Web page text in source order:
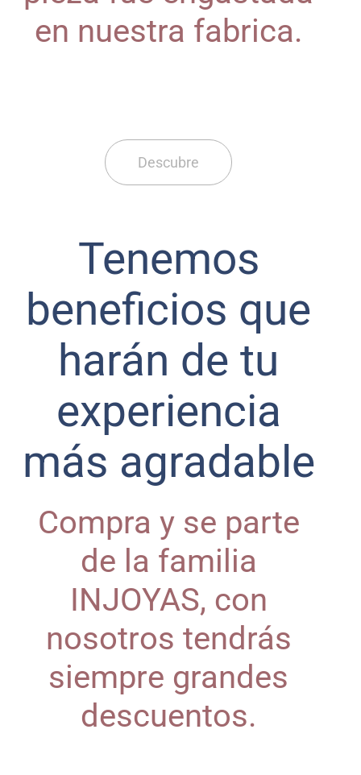
en nuestra fabrica.
Descubre
Tenemos
beneficios que
harán de tu
experiencia
más agradable
Compra y se parte
de la familia
INJOYAS, con
nosotros tendrás
siempre grandes
descuentos.